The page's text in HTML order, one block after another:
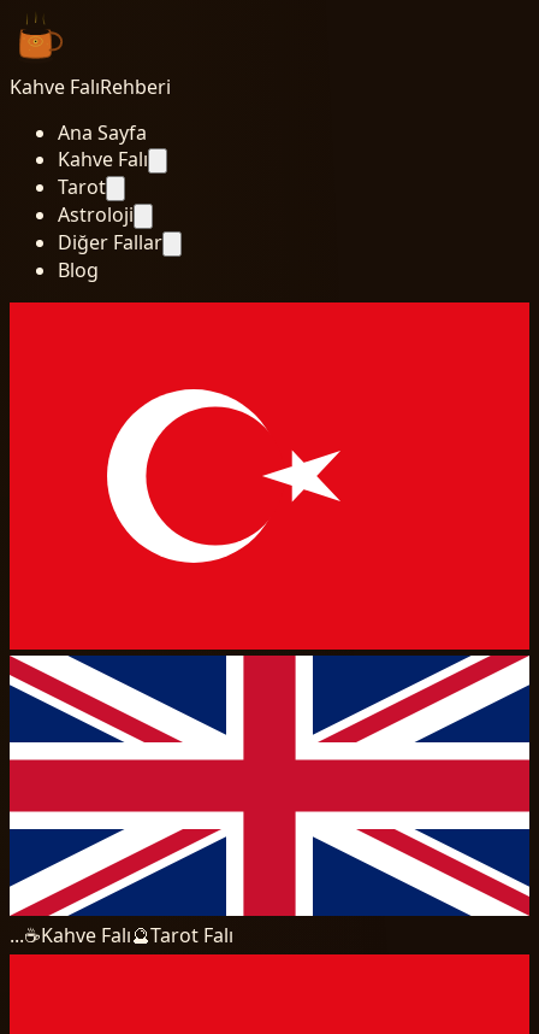
Kahve FalıRehberi
Ana Sayfa
Kahve Falı
Tarot
Astroloji
Diğer Fallar
Blog
...☕Kahve Falı🔮Tarot Falı